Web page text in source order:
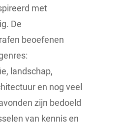
met
De
beoefenen
landschap,
en nog veel
zijn bedoeld
van kennis en